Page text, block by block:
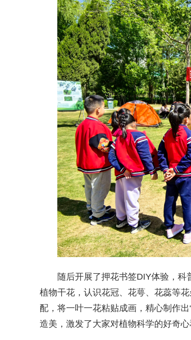
随后开展了押花书签DIY体验，
植物干花，认识花冠、花萼、花蕊等
配，将一叶一花粘贴成画，精心制作
造美，激发了大家对植物科学的好奇心